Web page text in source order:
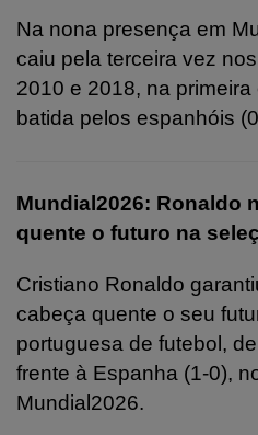
Na nona presença em
caiu pela terceira vez
2010 e 2018, na
batida pelos espanhóis
Mundial2026: Ronaldo
quente o futuro na
Cristiano Ronaldo
cabeça quente o seu
portuguesa de futebol,
frente à Espanha (1-0),
Mundial2026.